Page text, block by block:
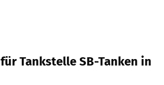
Tankstelle SB-Tanken in